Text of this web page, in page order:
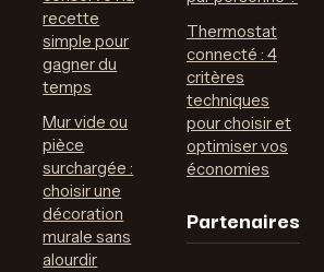
recette
simple pour
gagner du
temps
Mur vide ou
pièce
surchargée :
choisir une
décoration
murale sans
alourdir
Thermostat
connecté : 4
critères
techniques
pour choisir et
optimiser vos
économies
Partenaires